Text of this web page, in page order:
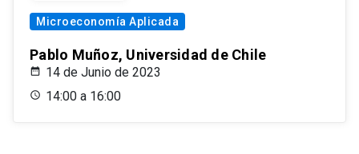
Microeconomía Aplicada
Pablo Muñoz, Universidad de Chile
14 de Junio de 2023
14:00 a 16:00